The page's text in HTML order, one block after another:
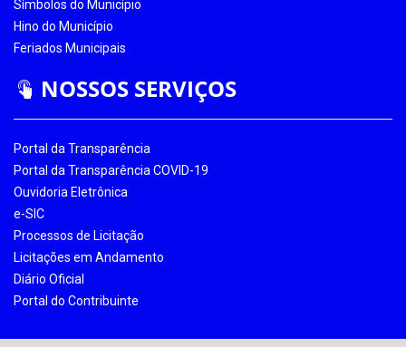
Símbolos do Município
Hino do Município
Feriados Municipais
NOSSOS SERVIÇOS
Portal da Transparência
Portal da Transparência COVID-19
Ouvidoria Eletrônica
e-SIC
Processos de Licitação
Licitações em Andamento
Diário Oficial
Portal do Contribuinte